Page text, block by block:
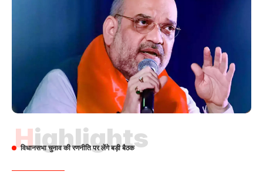
Highlights
विधानसभा चुनाव की रणनीति पर लेंगे बड़ी बैठक